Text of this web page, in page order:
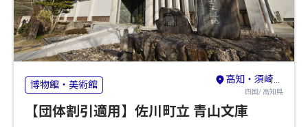
博物館・美術館 高知・須崎・南国
四国/ 高知県
【団体割引適用】佐川町立 青山文庫